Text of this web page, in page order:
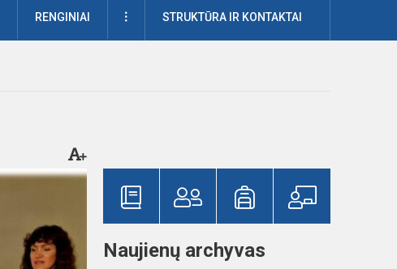
RENGINIAI DAUGIAUSTRUKTŪRA IR KONTAKTAI
Naujienų archyvas